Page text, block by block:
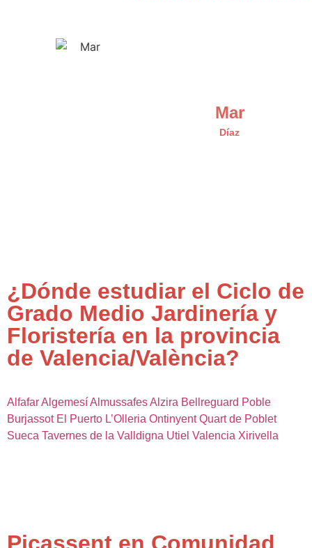
Mar
Díaz
¿Dónde estudiar el Ciclo de
Grado Medio Jardinería y
Floristería en la provincia
de Valencia/València?
AlfafarAlgemesíAlmussafesAlzira Bellreguard Poble
Burjassot El Puerto L’Olleria Ontinyent Quart de Poblet
Sueca Tavernes de la Valldigna Utiel Valencia Xirivella